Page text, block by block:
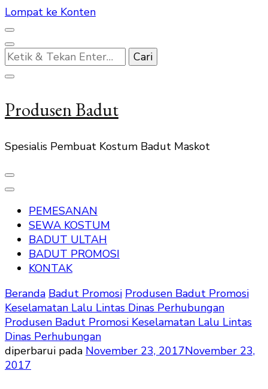
Lompat ke Konten
Mencari
Sesuatu?
Produsen Badut
Spesialis Pembuat Kostum Badut Maskot
PEMESANAN
SEWA KOSTUM
BADUT ULTAH
BADUT PROMOSI
KONTAK
Beranda Badut Promosi Produsen Badut Promosi
Keselamatan Lalu Lintas Dinas Perhubungan
Produsen Badut Promosi Keselamatan Lalu Lintas
Dinas Perhubungan
diperbarui pada November 23, 2017November 23,
2017